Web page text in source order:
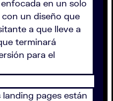
en un solo
un diseño que
a que lleve a
terminará
para el
landing pages están